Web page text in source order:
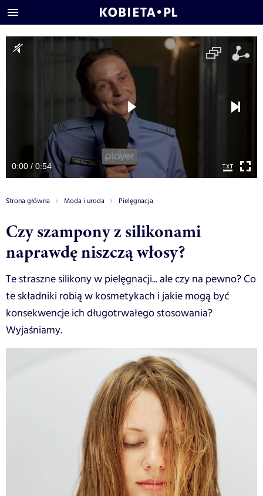
0:00 / 0:54
Strona główna Moda i uroda Pielęgnacja
Czy szampony z silikonami
naprawdę niszczą włosy?
Te straszne silikony w pielęgnacji... ale czy na pewno? Co
te składniki robią w kosmetykach i jakie mogą być
konsekwencje ich długotrwałego stosowania?
Wyjaśniamy.